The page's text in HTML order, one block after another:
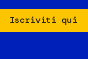
Iscriviti qui